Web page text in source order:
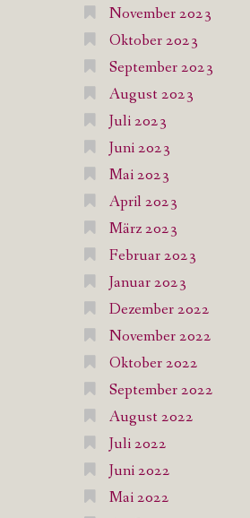
November 2023
Oktober 2023
September 2023
August 2023
Juli 2023
Juni 2023
Mai 2023
April 2023
März 2023
Februar 2023
Januar 2023
Dezember 2022
November 2022
Oktober 2022
September 2022
August 2022
Juli 2022
Juni 2022
Mai 2022